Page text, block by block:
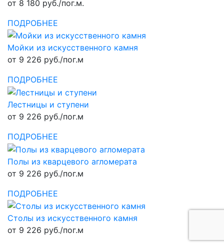
от 8 180 руб./пог.м.
ПОДРОБНЕЕ
Мойки из искусственного камня
от 9 226 руб./пог.м
ПОДРОБНЕЕ
Лестницы и ступени
от 9 226 руб./пог.м
ПОДРОБНЕЕ
Полы из кварцевого агломерата
от 9 226 руб./пог.м
ПОДРОБНЕЕ
Столы из искусственного камня
от 9 226 руб./пог.м